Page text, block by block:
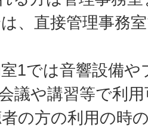
、直接管理事務
1では音響設備
議や講習等で利
の方の利用の時